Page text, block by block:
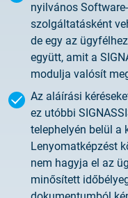
nyilvános
szolgáltatásként
de egy az
együtt, amit a
modulja valósít
Az aláírási
ez utóbbi
telephelyén belül a
Lenyomatképzést
nem hagyja el az
minősített